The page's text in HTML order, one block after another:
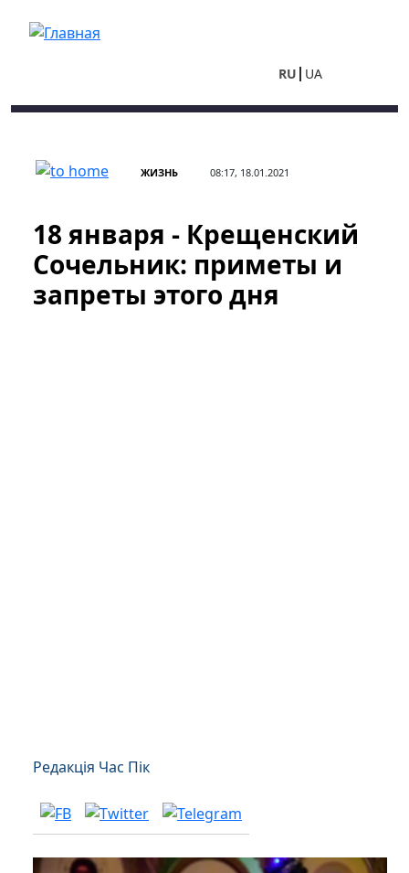
RU UA
ЖИЗНЬ 08:17, 18.01.2021
18 января - Крещенский
Сочельник: приметы и
запреты этого дня
Редакція Час Пік